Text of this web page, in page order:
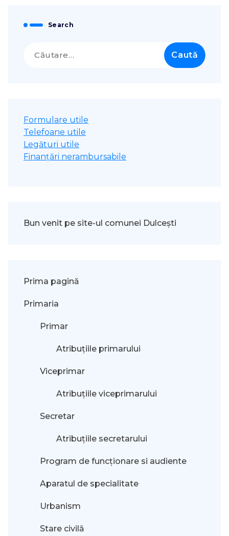
Search
după:
Formulare utile
Telefoane utile
Legături utile
Finanțări nerambursabile
Bun venit pe site-ul comunei Dulcești
Prima pagină
Primaria
Primar
Atribuțiile primarului
Viceprimar
Atribuțiile viceprimarului
Secretar
Atribuțiile secretarului
Program de funcționare si audiente
Aparatul de specialitate
Urbanism
Stare civilă